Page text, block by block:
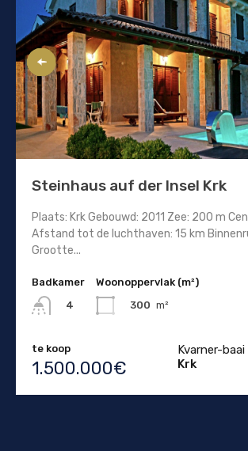
Steinhaus auf der Insel Krk
Plaats: Krk Gebouwd: 2011 Zee: 200 m
Afstand tot de luchthaven: 15 km
Grootte...
Badkamer
4
Woonoppervlak (m²)
300 m²
te koop
1.500.000€
Kvarner-baai
Krk